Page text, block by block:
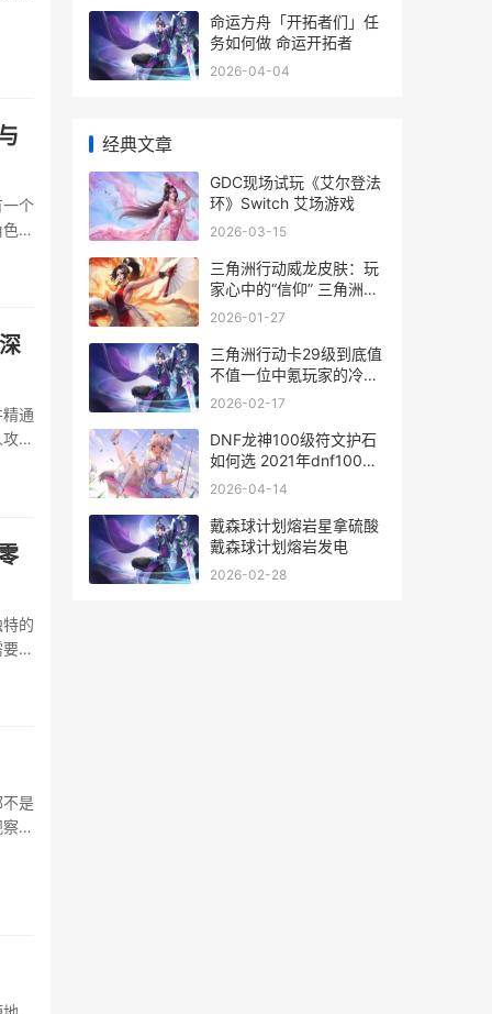
个
的
通
击
的
建
是
他
命运方舟「开拓者们」任
务如何做 命运开拓者
2026-04-04
经典文章
GDC现场试玩《艾尔登法
环》Switch 艾场游戏
2026-03-15
三角洲行动威龙皮肤：玩
家心中的“信仰” 三角洲行
动威龙简笔画
2026-01-27
三角洲行动卡29级到底值
不值一位中氪玩家的冷静
策略同享 三角洲行动卡顿
2026-02-17
DNF龙神100级符文护石
如何选 2021年dnf100级
龙神刷图加点
2026-04-14
戴森球计划熔岩星拿硫酸
戴森球计划熔岩发电
2026-02-28